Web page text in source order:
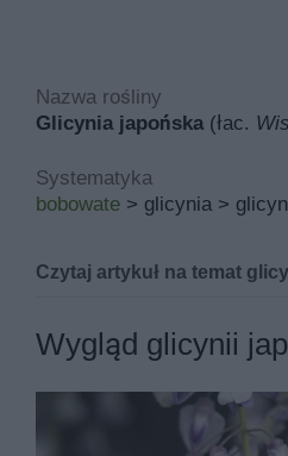
Nazwa rośliny
Glicynia japońska(łac.
Systematyka
bobowate > glicynia >
Czytaj artykuł na temat
Glicynia
Glicynia japońska to
słodinem lub wisterią od
Wygląd glicynii